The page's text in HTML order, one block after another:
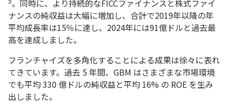
。同時に、より持続的なFICCファイナンスと株式ファイ
ナンスの純収益は大幅に増加し、合計で2019年以降の年
平均成長率は15％に達し、2024年には91億ドルと過去最
高を達成しました。
フランチャイズを多角化することによる成果は徐々に表れ
てきています。過去 5 年間、GBM はさまざまな市場環境
でも平均 330 億ドルの純収益と平均 16% の ROE を生み
出しました。